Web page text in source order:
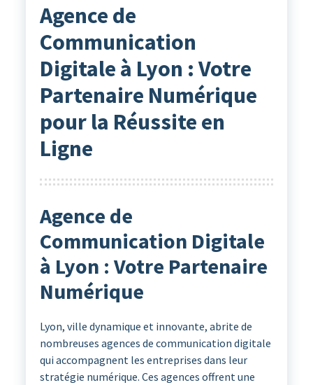
Agence de
Communication
Digitale à Lyon : Votre
Partenaire Numérique
pour la Réussite en
Ligne
Agence de
Communication Digitale
à Lyon : Votre Partenaire
Numérique
Lyon, ville dynamique et innovante, abrite de
nombreuses agences de communication digitale
qui accompagnent les entreprises dans leur
stratégie numérique. Ces agences offrent une